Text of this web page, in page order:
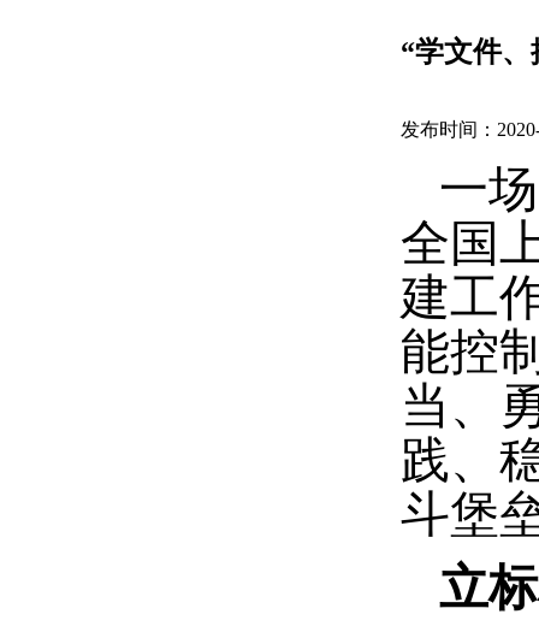
“学文件
发布时间：
一
全国
建工
能控
当、
践、
斗堡
立